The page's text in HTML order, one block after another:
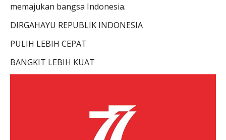
memajukan bangsa Indonesia.
DIRGAHAYU REPUBLIK INDONESIA
PULIH LEBIH CEPAT
BANGKIT LEBIH KUAT